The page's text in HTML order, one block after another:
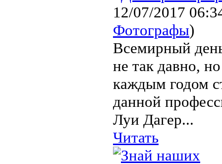
12/07/2017
Фотографы)
Всемирный
не так давно,
каждым годом
данной
Луи Дагер...
Читать